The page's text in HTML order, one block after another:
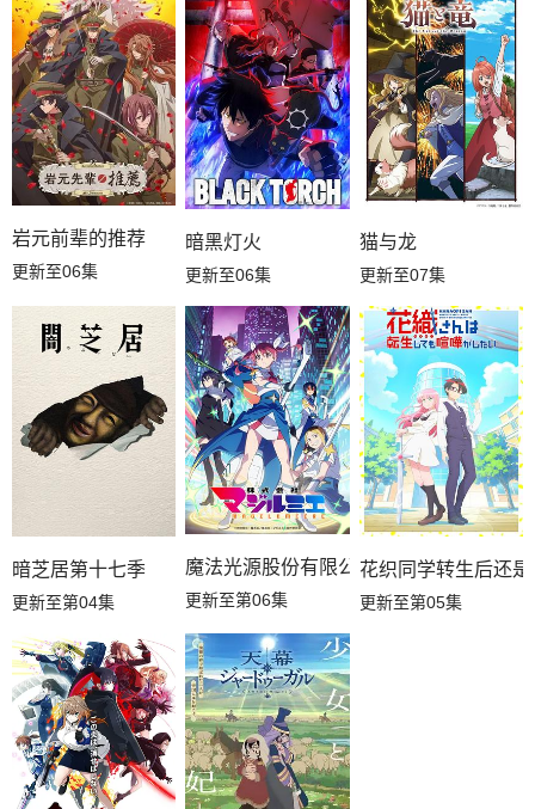
岩元前辈的推荐
更新至06集
暗黑灯火
更新至06集
猫与龙
更新至07集
暗芝居第十七季
更新至第04集
魔法光源股份有限公司第二季
更新至第06集
花织同学转生后还
更新至第05集